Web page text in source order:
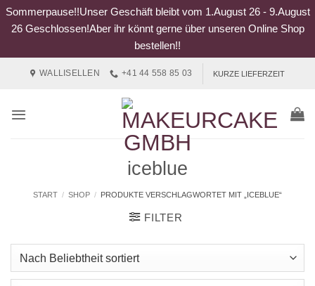
Sommerpause!!Unser Geschäft bleibt vom 1.August 26 - 9.August
26 Geschlossen!Aber ihr könnt gerne über unseren Online Shop
bestellen!!
WALLISELLEN +41 44 558 85 03 KURZE LIEFERZEIT
iceblue
START / SHOP / PRODUKTE VERSCHLAGWORTET MIT „ICEBLUE“
FILTER